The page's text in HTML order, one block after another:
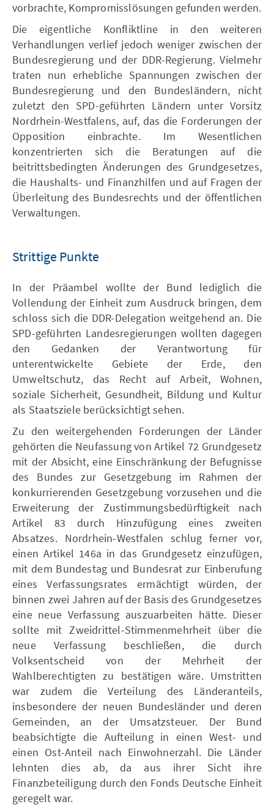
vorbrachte, Kompromisslösungen gefunden werden.
Die eigentliche Konfliktline in den weiteren
Verhandlungen verlief jedoch weniger zwischen der
Bundesregierung und der DDR-Regierung. Vielmehr
traten nun erhebliche Spannungen zwischen der
Bundesregierung und den Bundesländern, nicht
zuletzt den SPD-geführten Ländern unter Vorsitz
Nordrhein-Westfalens, auf, das die Forderungen der
Opposition einbrachte. Im Wesentlichen
konzentrierten sich die Beratungen auf die
beitrittsbedingten Änderungen des Grundgesetzes,
die Haushalts- und Finanzhilfen und auf Fragen der
Überleitung des Bundesrechts und der öffentlichen
Verwaltungen.
Strittige Punkte
In der Präambel wollte der Bund lediglich die
Vollendung der Einheit zum Ausdruck bringen, dem
schloss sich die DDR-Delegation weitgehend an. Die
SPD-geführten Landesregierungen wollten dagegen
den Gedanken der Verantwortung für
unterentwickelte Gebiete der Erde, den
Umweltschutz, das Recht auf Arbeit, Wohnen,
soziale Sicherheit, Gesundheit, Bildung und Kultur
als Staatsziele berücksichtigt sehen.
Zu den weitergehenden Forderungen der Länder
gehörten die Neufassung von Artikel 72 Grundgesetz
mit der Absicht, eine Einschränkung der Befugnisse
des Bundes zur Gesetzgebung im Rahmen der
konkurrierenden Gesetzgebung vorzusehen und die
Erweiterung der Zustimmungsbedürftigkeit nach
Artikel 83 durch Hinzufügung eines zweiten
Absatzes. Nordrhein-Westfalen schlug ferner vor,
einen Artikel 146a in das Grundgesetz einzufügen,
mit dem Bundestag und Bundesrat zur Einberufung
eines Verfassungsrates ermächtigt würden, der
binnen zwei Jahren auf der Basis des Grundgesetzes
eine neue Verfassung auszuarbeiten hätte. Dieser
sollte mit Zweidrittel-Stimmenmehrheit über die
neue Verfassung beschließen, die durch
Volksentscheid von der Mehrheit der
Wahlberechtigten zu bestätigen wäre. Umstritten
war zudem die Verteilung des Länderanteils,
insbesondere der neuen Bundesländer und deren
Gemeinden, an der Umsatzsteuer. Der Bund
beabsichtigte die Aufteilung in einen West- und
einen Ost-Anteil nach Einwohnerzahl. Die Länder
lehnten dies ab, da aus ihrer Sicht ihre
Finanzbeteiligung durch den Fonds Deutsche Einheit
geregelt war.